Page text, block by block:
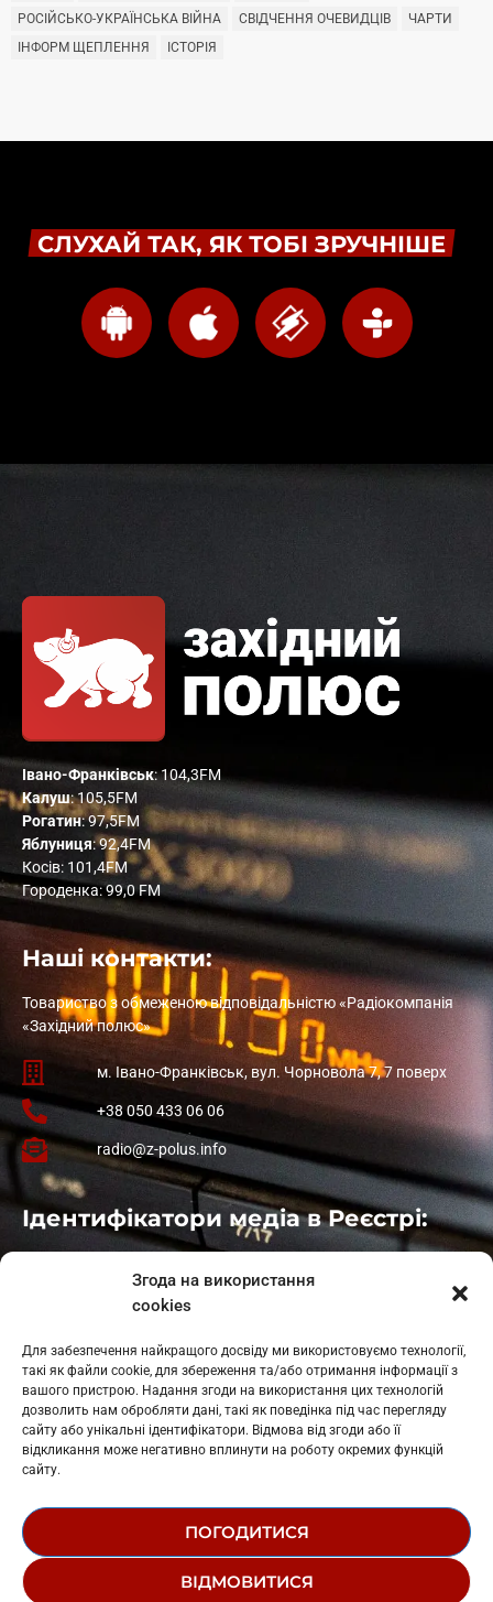
Згода на використання
cookies
Для забезпечення найкращого досвіду ми використовуємо технології,
такі як файли cookie, для збереження та/або отримання інформації з
вашого пристрою. Надання згоди на використання цих технологій
дозволить нам обробляти дані, такі як поведінка під час перегляду
сайту або унікальні ідентифікатори. Відмова від згоди або її
відкликання може негативно вплинути на роботу окремих функцій
сайту.
ПОГОДИТИСЯ
ВІДМОВИТИСЯ
РОСІЙСЬКО-УКРАЇНСЬКА ВІЙНА
СВІДЧЕННЯ ОЧЕВИДЦІВ
ЧАРТИ
ІНФОРМ ЩЕПЛЕННЯ
ІСТОРІЯ
СЛУХАЙ ТАК, ЯК ТОБІ ЗРУЧНІШЕ
Івано-Франківськ: 104,3FM
Калуш: 105,5FM
Рогатин: 97,5FM
Яблуниця: 92,4FM
Косів: 101,4FM
Городенка: 99,0 FM
Наші контакти:
Товариство з обмеженою відповідальністю «Радіокомпанія
«Західний полюс»
м. Івано-Франківськ, вул. Чорновола 7, 7 поверх
+38 050 433 06 06
radio@z-polus.info
Ідентифікатори медіа в Реєстрі:
: L11-01410
: L11-01801
Косів: L11-01805
Гарасимів: L11-02274
© 1995-2026 РК «ЗАХІДНИЙ ПОЛЮС»